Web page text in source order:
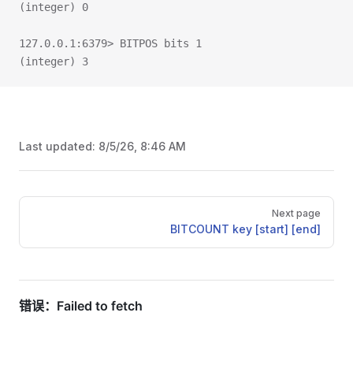
(integer) 0
127.0.0.1:6379> BITPOS bits 1
(integer) 3
Last updated: 8/5/26, 8:46 AM
Pager
Next page
BITCOUNT key [start] [end]